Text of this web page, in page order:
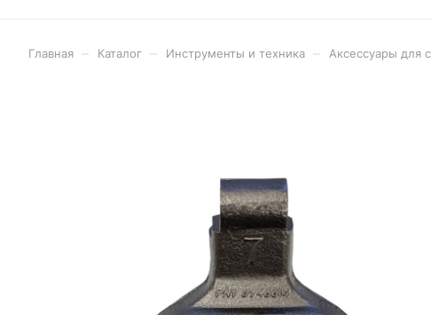
Главная Каталог Инструменты и техника Аксессуары для